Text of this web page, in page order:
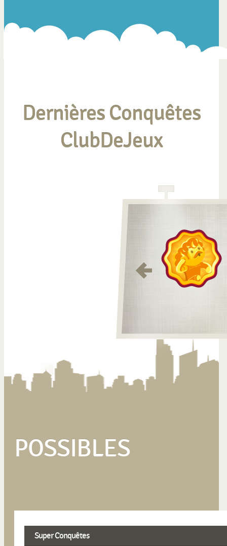
Dernières Conquêtes
ClubDeJeux
POSSIBLES
Super Conquêtes